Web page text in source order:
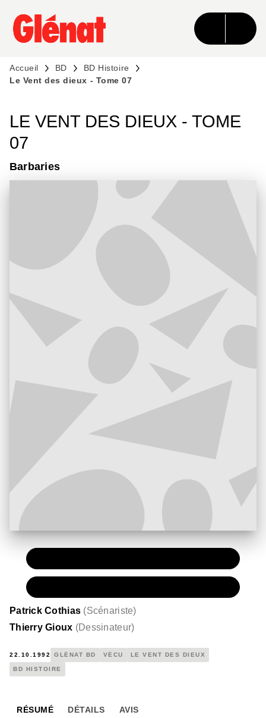
MENU RECHERCHE CONTENU
PIED DE PAGE
Accueil BD
BD Histoire
Le Vent des dieux - Tome 07
LE VENT DES DIEUX - TOME
07
Barbaries
Patrick Cothias (Scénariste)
Thierry Gioux (Dessinateur)
22.10.1992 GLÉNAT BD VÉCU LE VENT DES DIEUX
BD HISTOIRE
RÉSUMÉ DÉTAILS AVIS